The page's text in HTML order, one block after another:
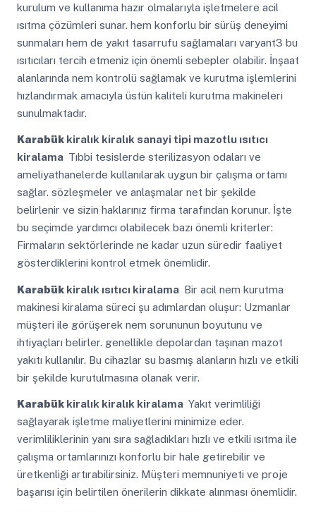
kurulum ve kullanıma hazır olmalarıyla işletmelere acil
ısıtma çözümleri sunar. hem konforlu bir sürüş deneyimi
sunmaları hem de yakıt tasarrufu sağlamaları varyant3 bu
ısıtıcıları tercih etmeniz için önemli sebepler olabilir. İnşaat
alanlarında nem kontrolü sağlamak ve kurutma işlemlerini
hızlandırmak amacıyla üstün kaliteli kurutma makineleri
sunulmaktadır.
Karabükkiralık kiralık sanayi tipi mazotlu ısıtıcı
kiralama Tıbbi tesislerde sterilizasyon odaları ve
ameliyathanelerde kullanılarak uygun bir çalışma ortamı
sağlar. sözleşmeler ve anlaşmalar net bir şekilde
belirlenir ve sizin haklarınız firma tarafından korunur. İşte
bu seçimde yardımcı olabilecek bazı önemli kriterler:
Firmaların sektörlerinde ne kadar uzun süredir faaliyet
gösterdiklerini kontrol etmek önemlidir.
Karabükkiralık ısıtıcı kiralama Bir acil nem kurutma
makinesi kiralama süreci şu adımlardan oluşur: Uzmanlar
müşteri ile görüşerek nem sorununun boyutunu ve
ihtiyaçları belirler. genellikle depolardan taşınan mazot
yakıtı kullanılır. Bu cihazlar su basmış alanların hızlı ve etkili
bir şekilde kurutulmasına olanak verir.
Karabükkiralık kiralık kiralama Yakıt verimliliği
sağlayarak işletme maliyetlerini minimize eder.
verimliliklerinin yanı sıra sağladıkları hızlı ve etkili ısıtma ile
çalışma ortamlarınızı konforlu bir hale getirebilir ve
üretkenliği artırabilirsiniz. Müşteri memnuniyeti ve proje
başarısı için belirtilen önerilerin dikkate alınması önemlidir.